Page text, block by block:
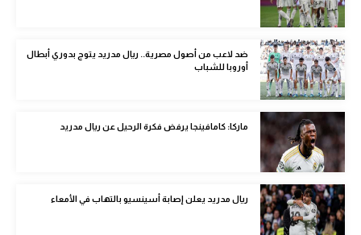
رياضة نسائية
آسيا
أمريكا
ركن الألعاب
أقسام خاصة
Gamers
ميركاتو
ضد لاعب من أصول مصرية.. ريال مدريد يتوج بدوري أبطال
أوروبا للشباب
ماركا: كامافينجا يرفض فكرة الرحيل عن ريال مدريد
ريال مدريد يعلن إصابة أسينسيو بالتهاب في الأمعاء